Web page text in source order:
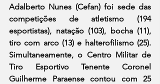
Adalberto Nunes (Cefan) foi sede das
competições de atletismo (194
esportistas), natação (103), bocha (11),
tiro com arco (13) e halterofilismo (25).
Simultaneamente, o Centro Militar de
Tiro Esportivo Tenente Coronel
Guilherme Paraense contou com 25